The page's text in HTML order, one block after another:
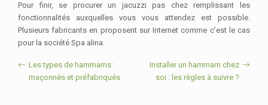
Pour finir, se procurer un jacuzzi pas chez remplissant les
fonctionnalités auxquelles vous vous attendez est possible.
Plusieurs fabricants en proposent sur Internet comme c’est le cas
pour la société Spa alina.
Les types de hammams :
maçonnés et préfabriqués
Installer un hammam chez
soi : les règles à suivre ?